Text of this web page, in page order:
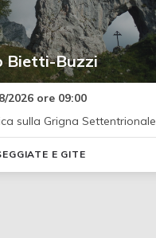
Bietti-Buzzi
2026 ore 09:00
sulla Grigna Settentrionale
E GITE